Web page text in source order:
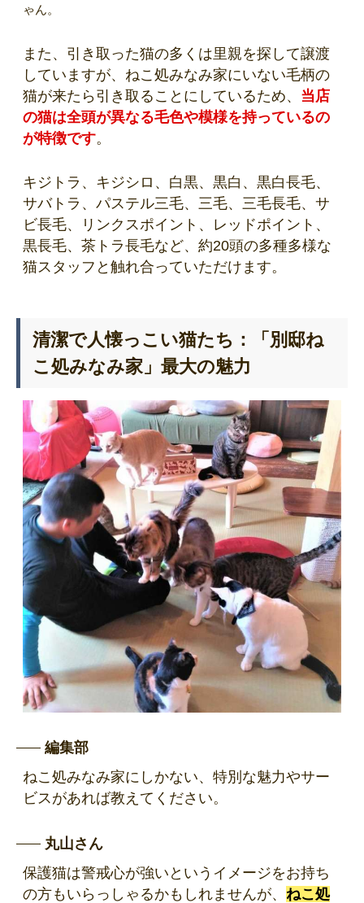
ゃん。
また、引き取った猫の多くは里親を探して譲渡
していますが、ねこ処みなみ家にいない毛柄の
猫が来たら引き取ることにしているため、 当店
の猫は全頭が異なる毛色や模様を持っているの
が特徴です。
キジトラ、キジシロ、白黒、黒白、黒白長毛、
サバトラ、パステル三毛、三毛、三毛長毛、サ
ビ長毛、リンクスポイント、レッドポイント、
黒長毛、茶トラ長毛など、約20頭の多種多様な
猫スタッフと触れ合っていただけます。
清潔で人懐っこい猫たち：「別邸ね
こ処みなみ家」最大の魅力
編集部
ねこ処みなみ家にしかない、特別な魅力やサー
ビスがあれば教えてください。
丸山さん
保護猫は警戒心が強いというイメージをお持ち
の方もいらっしゃるかもしれませんが、 ねこ処